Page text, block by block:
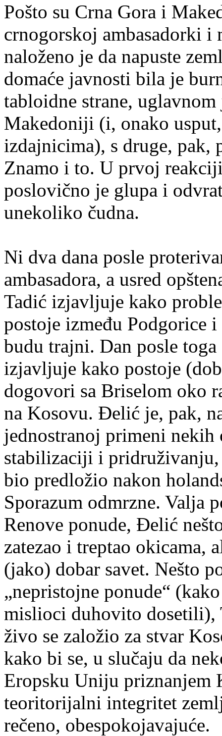
Pošto su Crna Gora i
crnogorskoj ambasadorki i
naloženo je da napuste
domaće javnosti bila je
tabloidne strane,
Makedoniji (i, onako
izdajnicima), s druge, pak,
Znamo i to. U prvoj
poslovično je glupa i
unekoliko čudna.
Ni dva dana posle
ambasadora, a usred
Tadić izjavljuje kako
postoje između Podgorice
budu trajni. Dan posle
izjavljuje kako postoje
dogovori sa Briselom oko
na Kosovu. Đelić je, pak,
jednostranoj primeni nekih
stabilizaciji i
bio predložio nakon
Sporazum odmrzne. Valja
Renove ponude, Đelić
zatezao i treptao okicama,
(jako) dobar savet. Nešto
„nepristojne ponude“
mislioci duhovito dosetili),
živo se založio za stvar
kako bi se, u slučaju da
Eropsku Uniju priznanjem
teoritorijalni integritet
rečeno, obespokojavajuće.